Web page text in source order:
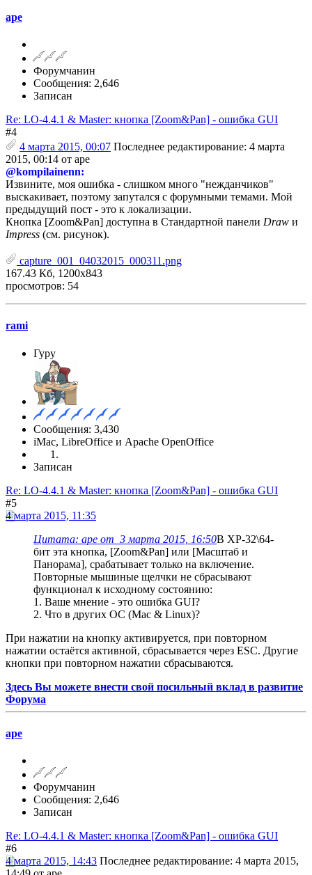
ape
Форумчанин
Сообщения: 2,646
Записан
Re: LO-4.4.1 & Master: кнопка [Zoom&Pan] - ошибка GUI
#4
4 марта 2015, 00:07 Последнее редактирование: 4 марта
2015, 00:14 от ape
@kompilainenn:
Извините, моя ошибка - слишком много "нежданчиков"
выскакивает, поэтому запутался с форумными темами. Мой
предыдущий пост - это к локализации.
Кнопка [Zoom&Pan] доступна в Стандартной панели Draw и
Impress (см. рисунок).
capture_001_04032015_000311.png
167.43 Кб, 1200x843
просмотров: 54
rami
Гуру
Сообщения: 3,430
iMac, LibreOffice и Apache OpenOffice
Записан
Re: LO-4.4.1 & Master: кнопка [Zoom&Pan] - ошибка GUI
#5
4 марта 2015, 11:35
Цитата: ape от 3 марта 2015, 16:50В ХР-32\64-
бит эта кнопка, [Zoom&Pan] или [Масштаб и
Панорама], срабатывает только на включение.
Повторные мышиные щелчки не сбрасывают
функционал к исходному состоянию:
1. Ваше мнение - это ошибка GUI?
2. Что в других ОС (Mac & Linux)?
При нажатии на кнопку активируется, при повторном
нажатии остаётся активной, сбрасывается через ESC. Другие
кнопки при повторном нажатии сбрасываются.
Здесь Вы можете внести свой посильный вклад в развитие
Форума
ape
Форумчанин
Сообщения: 2,646
Записан
Re: LO-4.4.1 & Master: кнопка [Zoom&Pan] - ошибка GUI
#6
4 марта 2015, 14:43 Последнее редактирование: 4 марта 2015,